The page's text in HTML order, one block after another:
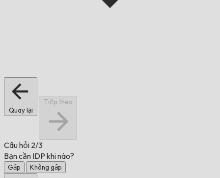
Quay lại
Tiếp theo
Câu hỏi 2/3
Bạn cần IDP khi nào?
Gấp Không gấp